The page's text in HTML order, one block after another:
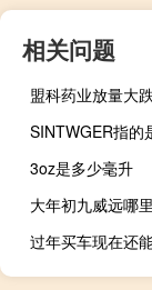
相关问题
SINTWGER指的
3oz是多少毫升
大年初九威远哪
过年买车现在还